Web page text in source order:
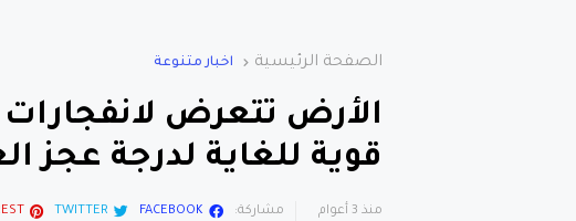
الصفحة الرئيسية اخبار متنوعة
الأرض تتعرض
قوية للغاية لدرجة عجز
منذ 3 أعوام مشاركة: FACEBOOK
TWITTER